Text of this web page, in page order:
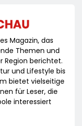
Magazin, das
Themen und
Region berichtet.
und Lifestyle bis
bietet vielseitige
für Leser, die
interessiert